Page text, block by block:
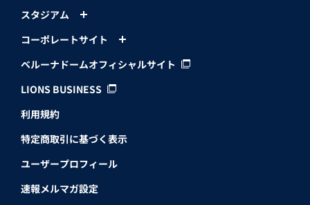
スタジアム
コーポレートサイト
ベルーナドームオフィシャルサイト
LIONS BUSINESS
利用規約
特定商取引に基づく表示
ユーザープロフィール
速報メルマガ設定